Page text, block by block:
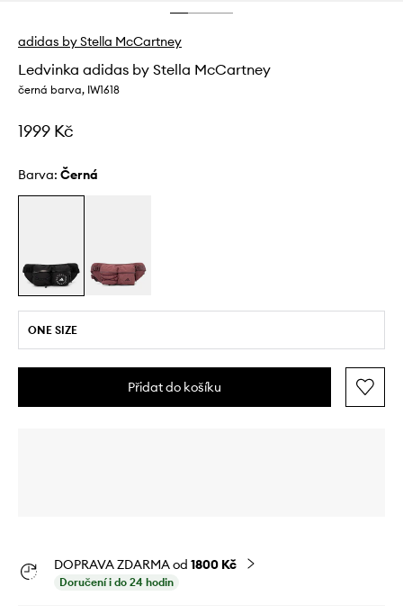
adidas by Stella McCartney
Ledvinka adidas by Stella McCartney
černá barva, IW1618
1999 Kč
Barva: černá
ONE SIZE
Přidat do košíku
DOPRAVA ZDARMA od 1800 Kč
Doručení i do 24 hodin